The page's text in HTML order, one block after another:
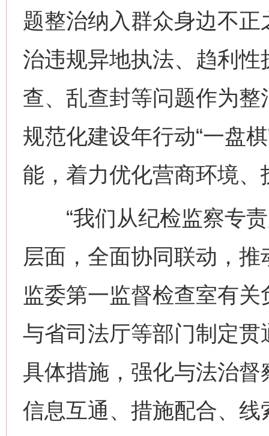
题整治纳入群众身边不
治违规异地执法、趋利
查、乱查封等问题作为
规范化建设年行动“一盘
能，着力优化营商环境、
“我们从纪检监察专责
层面，全面协同联动，
监委第一监督检查室有
与省司法厅等部门制定
具体措施，强化与法治
信息互通、措施配合、